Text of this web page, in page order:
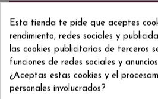
Reviews
100% Tempranillo
Esta tienda te pide que aceptes
rendimiento, redes sociales y
las cookies publicitarias de terceros
funciones de redes sociales y
¿Aceptas estas cookies y el
personales involucrados?